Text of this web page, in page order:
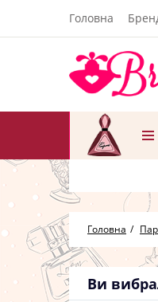
Головна
Головна
Ви